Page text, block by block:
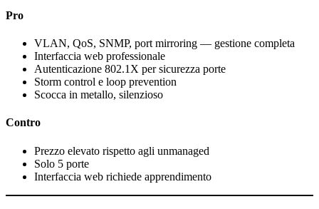
Pro
VLAN, QoS, SNMP, port mirroring — gestione completa
Interfaccia web professionale
Autenticazione 802.1X per sicurezza porte
Storm control e loop prevention
Scocca in metallo, silenzioso
Contro
Prezzo elevato rispetto agli unmanaged
Solo 5 porte
Interfaccia web richiede apprendimento